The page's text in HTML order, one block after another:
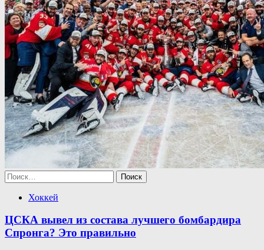
Найти:
Хоккей
ЦСКА вывел из состава лучшего бомбардира
Спронга? Это правильно